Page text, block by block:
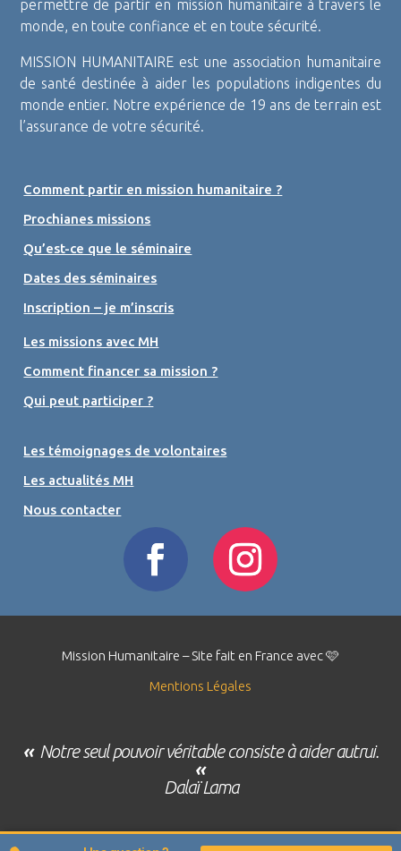
permettre de partir en mission humanitaire à travers le
monde, en toute confiance et en toute sécurité.
MISSION HUMANITAIRE est une association humanitaire
de santé destinée à aider les populations indigentes du
monde entier. Notre expérience de 19 ans de terrain est
l’assurance de votre sécurité.
Comment partir en mission humanitaire ?
Prochianes missions
Qu’est-ce que le séminaire
Dates des séminaires
Inscription – je m’inscris
Les missions avec MH
Comment financer sa mission ?
Qui peut participer ?
Les témoignages de volontaires
Les actualités MH
Nous contacter
Mission Humanitaire – Site fait en France avec 🩷
Mentions Légales
« Notre seul pouvoir véritable consiste à aider autrui.
«
Dalaï Lama